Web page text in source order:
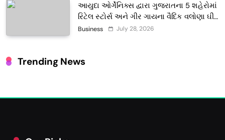
આયુદા ઓર્ગેનિક્સ દ્વારા ગુજરાતના 5 શહેરોમાં
રિટેલ સ્ટોર્સ અને ગીર ગાયના વૈદિક વલોણા ઘી-
દૂધની શુદ્ધ સેવાઓ સાથે વ્યાપક વિસ્તરણ
Business July 28, 2026
Trending News